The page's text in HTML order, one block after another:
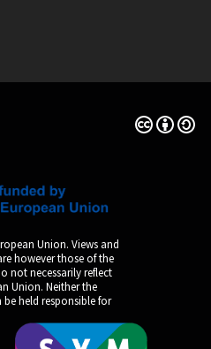
Facebook
at YouTube
Creative
(External
Union. Views and
however those of the
not necessarily reflect
Union. Neither the
held responsible for